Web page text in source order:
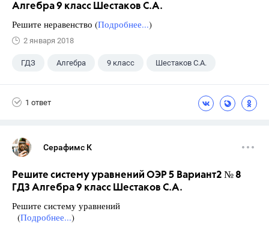
Алгебра 9 класс Шестаков С.А.
Решите неравенство (Подробнее...)
2 января 2018
ГДЗ Алгебра 9 класс Шестаков С.А.
1 ответ
Серафимс К
Решите систему уравнений ОЭР 5 Вариант2 № 8
ГДЗ Алгебра 9 класс Шестаков С.А.
Решите систему уравнений
(Подробнее...)